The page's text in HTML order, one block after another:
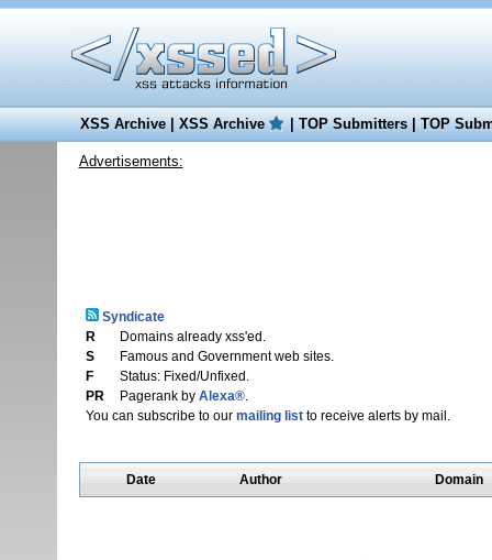
XSS Archive|XSS Archive |TOP Submitters|TOP
Advertisements:
Syndicate
R
Domains already xss'ed.
S
Famous and Government web sites.
F
Status: Fixed/Unfixed.
PR
Pagerank by Alexa®.
You can subscribe to our mailing listto receive alerts by mail.
Date Author Domain